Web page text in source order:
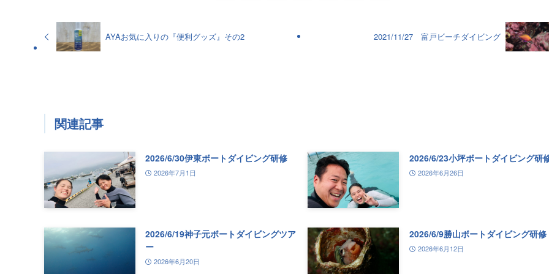
AYAお気に入りの『便利グッズ』その2 2021/11/27 富戸ビーチダイビング
関連記事
2026/6/30伊東ボートダイビング研修
2026年7月1日
2026/6/23小坪ボートダイビング研
2026年6月26日
2026/6/19神子元ボートダイビングツア
ー
2026年6月20日
2026/6/9勝山ボートダイビング研修
2026年6月12日